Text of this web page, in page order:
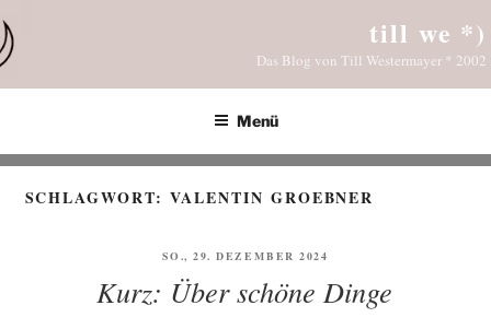
Inhalt
springen
till we *)
Das Blog von Till Westermayer * 2002
Menü
SCHLAGWORT:VALENTIN GROEBNER
VERÖFFENTLICHT
SO., 29. DEZEMBER 2024
Kurz: Über schöne Dinge